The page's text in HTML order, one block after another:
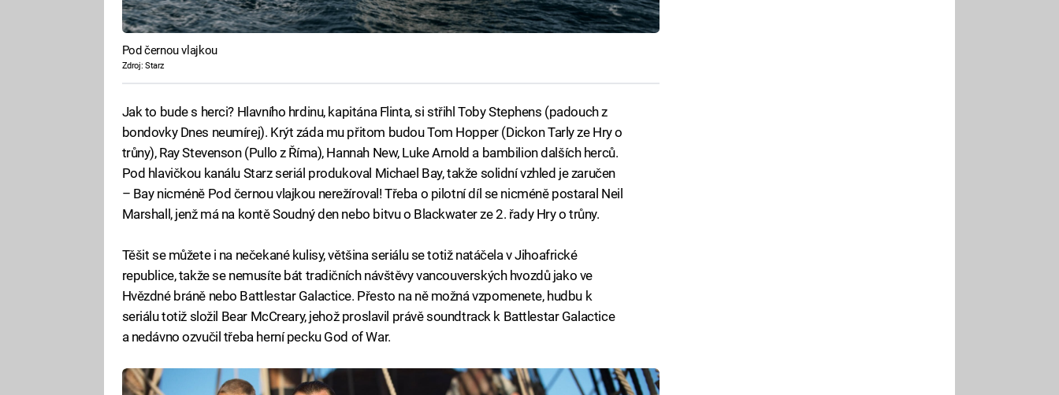
Pod černou vlajkou
Zdroj: Starz
Jak to bude s herci? Hlavního hrdinu, kapitána Flinta, si střihl Toby Stephens (padouch z
bondovky Dnes neumírej). Krýt záda mu přitom budou Tom Hopper (Dickon Tarly ze Hry o
trůny), Ray Stevenson (Pullo z Říma), Hannah New, Luke Arnold a bambilion dalších herců.
Pod hlavičkou kanálu Starz seriál produkoval Michael Bay, takže solidní vzhled je zaručen
– Bay nicméně Pod černou vlajkou nerežíroval! Třeba o pilotní díl se nicméně postaral Neil
Marshall, jenž má na kontě Soudný den nebo bitvu o Blackwater ze 2. řady Hry o trůny.
Těšit se můžete i na nečekané kulisy, většina seriálu se totiž natáčela v Jihoafrické
republice, takže se nemusíte bát tradičních návštěvy vancouverských hvozdů jako ve
Hvězdné bráně nebo Battlestar Galactice. Přesto na ně možná vzpomenete, hudbu k
seriálu totiž složil Bear McCreary, jehož proslavil právě soundtrack k Battlestar Galactice
a nedávno ozvučil třeba herní pecku God of War.